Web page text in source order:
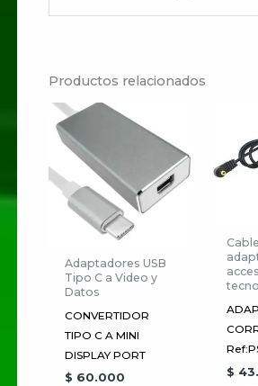
Sé el primero en
“Swicht TPLINK 24
PUERTOS”
Tu dirección de correo
electrónico no será
Los campos obligatorios
marcados con
Tu
puntuación
Tu valoración
Productos relacionados
Adaptadores USB
Tipo C a Video y
Datos
CONVERTIDOR
TIPO C A MINI
DISPLAY PORT
$ 60.000 $